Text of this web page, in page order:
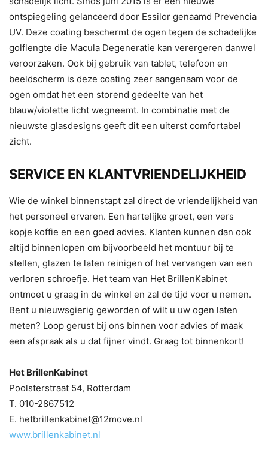
ontspiegeling gelanceerd door Essilor genaamd Prevencia
UV. Deze coating beschermt de ogen tegen de schadelijke
golflengte die Macula Degeneratie kan verergeren danwel
veroorzaken. Ook bij gebruik van tablet, telefoon en
beeldscherm is deze coating zeer aangenaam voor de
ogen omdat het een storend gedeelte van het
blauw/violette licht wegneemt. In combinatie met de
nieuwste glasdesigns geeft dit een uiterst comfortabel
zicht.
SERVICE EN KLANTVRIENDELIJKHEID
Wie de winkel binnenstapt zal direct de vriendelijkheid van
het personeel ervaren. Een hartelijke groet, een vers
kopje koffie en een goed advies. Klanten kunnen dan ook
altijd binnenlopen om bijvoorbeeld het montuur bij te
stellen, glazen te laten reinigen of het vervangen van een
verloren schroefje. Het team van Het BrillenKabinet
ontmoet u graag in de winkel en zal de tijd voor u nemen.
Bent u nieuwsgierig geworden of wilt u uw ogen laten
meten? Loop gerust bij ons binnen voor advies of maak
een afspraak als u dat fijner vindt. Graag tot binnenkort!
Het BrillenKabinet
Poolsterstraat 54, Rotterdam
T. 010-2867512
E. hetbrillenkabinet@12move.nl
www.brillenkabinet.nl